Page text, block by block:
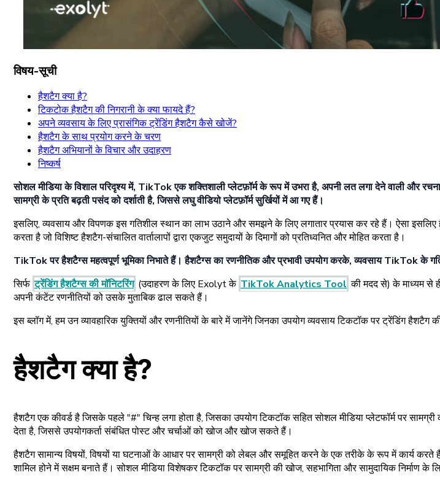
विषय-सूची
हैशटैग क्या है?
टिकटोक हैशटैग की निगरानी के क्या फायदे हैं?
अपने व्यवसाय के लिए प्रासंगिक ट्रेंडिंग हैशटैग कैसे खोजें?
हैशटैग के साथ प्रयोग करने के चरण
हैशटैग अभियानों के विचार और उदाहरण
निष्कर्ष
सोशल मीडिया के विशाल परिदृश्य में, TikTok एक शक्तिशाली प्लेटफ़ॉर्म के रूप में उभरा है, अपनी लत लगा देने वाली और
सामग्री के प्रति बढ़ती पसंद को दर्शाती है, जिससे लघु वीडियो प्लेटफ़ॉर्म सुर्खियों में आ गए हैं।
इसलिए, व्यवसाय और विपणक इस गतिशील स्थान का लाभ उठाने और समझने के लिए लगातार प्रयास कर रहे हैं। ऐसा इसलिए
करता है जो विशिष्ट हैशटैग-संचालित वार्तालापों द्वारा एकजुट समुदायों के दिमागों को प्रतिध्वनित और मोहित करता है।
TikTok पर हैशटैग्स महत्वपूर्ण भूमिका निभाते हैं। हैशटैग्स का रणनीतिक और प्रभावी उपयोग करके, व्यवसाय TikTok के
सिर्फ ट्रेंडिंग हैशटैग्स की मॉनिटरिंग (उदाहरण के लिए Exolyt के TikTok Analytics Tool की मदद से) के माध्यम से
अपनी कंटेंट रणनीतियों को उसके मुताबिक ढाल सकते हैं।
इस ब्लॉग में, हम उन व्यावहारिक युक्तियों और रणनीतियों के बारे में जानेंगे जिनका उपयोग व्यवसाय टिकटॉक पर ट्रेंडिंग
हैशटैग क्या है?
हैशटैग एक कीवर्ड है जिसके पहले "#" चिन्ह लगा होता है, जिसका उपयोग टिकटॉक सहित सोशल मीडिया प्लेटफॉर्म पर
देता है, जिससे उपयोगकर्ता संबंधित पोस्ट और चर्चाओं को खोज और खोज सकते हैं।
हैशटैग सामान्य विषयों, विषयों या घटनाओं के आधार पर सामग्री को लेबल और समूहित करने के एक तरीके के रूप में कार्य करते
शामिल होने में सक्षम बनाते हैं। सोशल मीडिया विशेषकर टिकटॉक पर सामग्री की खोज, सहभागिता और सामुदायिक निर्माण